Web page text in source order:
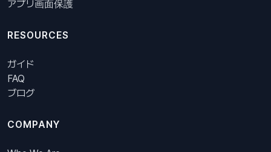
アプリ画面保護
RESOURCES
ガイド
FAQ
ブログ
COMPANY